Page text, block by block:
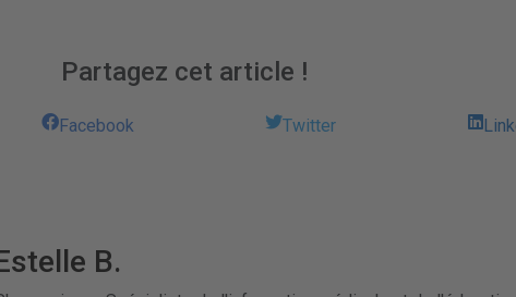
Partagez cet article !
Facebook Twitter
B.